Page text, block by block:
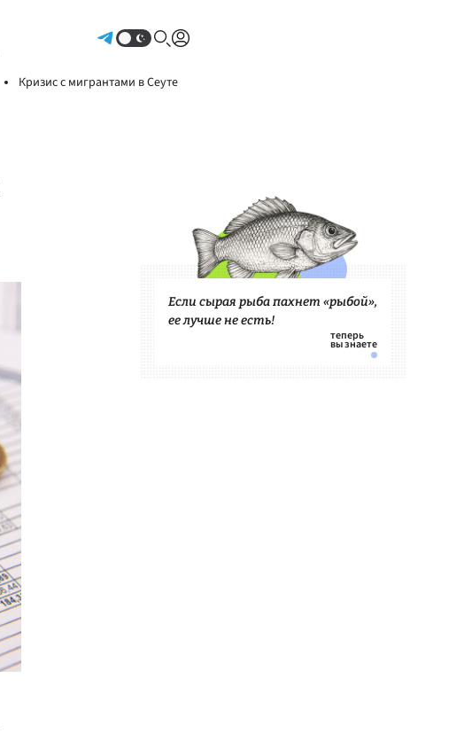
Кризис с мигрантами в Сеуте
Если сырая рыба пахнет «рыбой»,
ее лучше не есть!